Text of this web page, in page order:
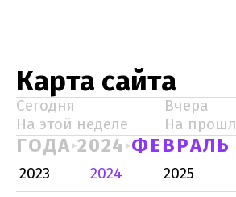
Карта сайта
Сегодня
Вчера
На этой неделе
На
ГОДА 2024 ФЕВРАЛЬ
2023 2024 2025